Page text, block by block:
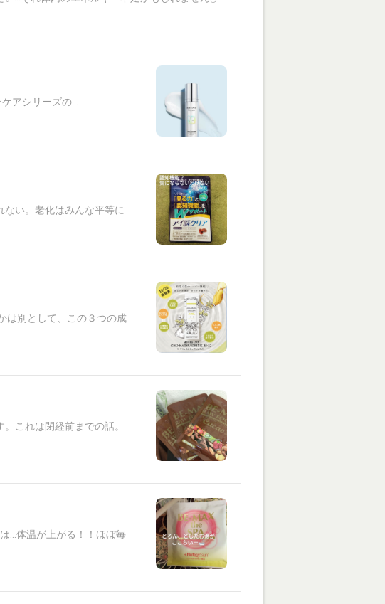
アシリーズの...
い。老化はみんな平等に
は別として、この３つの成
これは閉経前までの話。
…体温が上がる！！ほぼ毎